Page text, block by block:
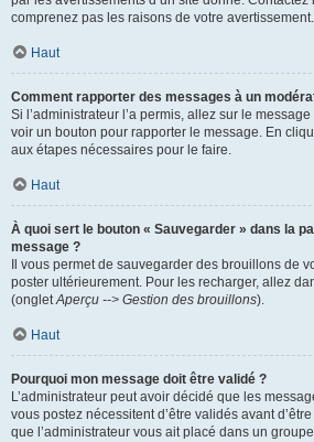
comprenez pas les raisons de votre avertissement.
Haut
Comment rapporter des messages à un
Si l’administrateur l’a permis, allez sur le
voir un bouton pour rapporter le message. En
aux étapes nécessaires pour le faire.
Haut
À quoi sert le bouton « Sauvegarder » dans la
message ?
Il vous permet de sauvegarder des brouillons de
poster ultérieurement. Pour les recharger, allez
(ongletAperçu --> Gestion des brouillons).
Haut
Pourquoi mon message doit être validé ?
L’administrateur peut avoir décidé que les
vous postez nécessitent d’être validés avant
que l’administrateur vous ait placé dans un